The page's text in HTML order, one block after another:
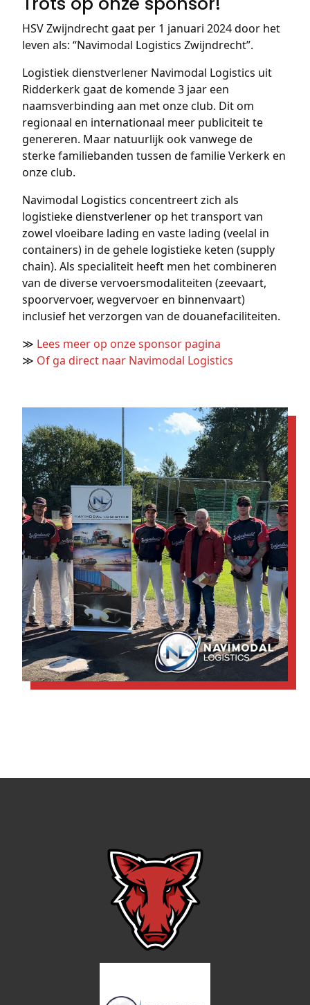
HSV Zwijndrecht gaat per 1 januari 2024 door het
leven als: “Navimodal Logistics Zwijndrecht”.
Logistiek dienstverlener Navimodal Logistics uit
Ridderkerk gaat de komende 3 jaar een
naamsverbinding aan met onze club. Dit om
regionaal en internationaal meer publiciteit te
genereren. Maar natuurlijk ook vanwege de
sterke familiebanden tussen de familie Verkerk en
onze club.
Navimodal Logistics concentreert zich als
logistieke dienstverlener op het transport van
zowel vloeibare lading en vaste lading (veelal in
containers) in de gehele logistieke keten (supply
chain). Als specialiteit heeft men het combineren
van de diverse vervoersmodaliteiten (zeevaart,
spoorvervoer, wegvervoer en binnenvaart)
inclusief het verzorgen van de douanefaciliteiten.
≫ Lees meer op onze sponsor pagina
≫ Of ga direct naar Navimodal Logistics